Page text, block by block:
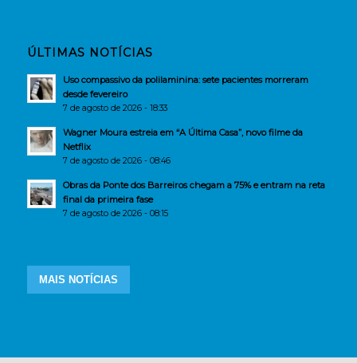
ÚLTIMAS NOTÍCIAS
Uso compassivo da polilaminina: sete pacientes morreram
desde fevereiro
7 de agosto de 2026 - 18:33
Wagner Moura estreia em “A Última Casa”, novo filme da
Netflix
7 de agosto de 2026 - 08:46
Obras da Ponte dos Barreiros chegam a 75% e entram na reta
final da primeira fase
7 de agosto de 2026 - 08:15
MAIS NOTÍCIAS